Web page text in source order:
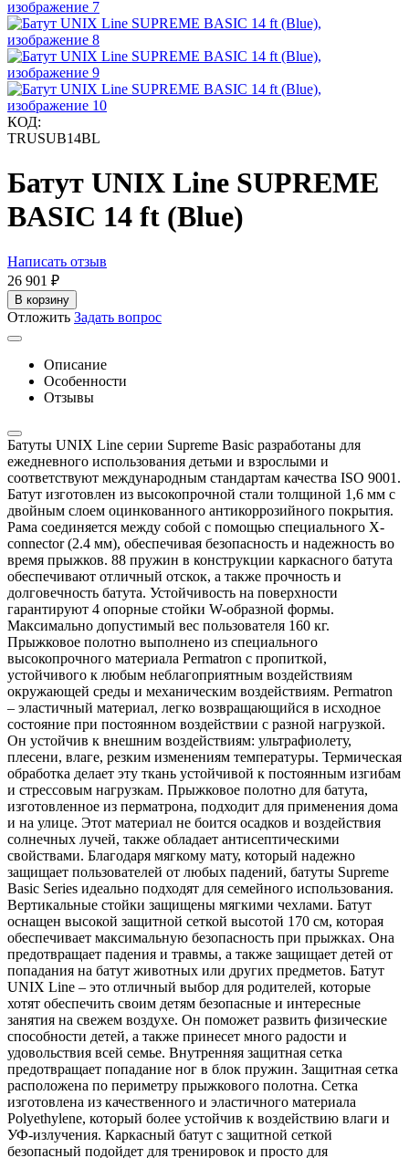
КОД:
TRUSUB14BL
Батут UNIX Line SUPREME
BASIC 14 ft (Blue)
Написать отзыв
26 901 ₽
В корзину
Отложить Задать вопрос
Описание
Особенности
Отзывы
Батуты UNIX Line серии Supreme Basic разработаны для
ежедневного использования детьми и взрослыми и
соответствуют международным стандартам качества ISO 9001.
Батут изготовлен из высокопрочной стали толщиной 1,6 мм с
двойным слоем оцинкованного антикоррозийного покрытия.
Рама соединяется между собой с помощью специального X-
connector (2.4 мм), обеспечивая безопасность и надежность во
время прыжков. 88 пружин в конструкции каркасного батута
обеспечивают отличный отскок, а также прочность и
долговечность батута. Устойчивость на поверхности
гарантируют 4 опорные стойки W-образной формы.
Максимально допустимый вес пользователя 160 кг.
Прыжковое полотно выполнено из специального
высокопрочного материала Permatron с пропиткой,
устойчивого к любым неблагоприятным воздействиям
окружающей среды и механическим воздействиям. Permatron
– эластичный материал, легко возвращающийся в исходное
состояние при постоянном воздействии с разной нагрузкой.
Он устойчив к внешним воздействиям: ультрафиолету,
плесени, влаге, резким изменениям температуры. Термическая
обработка делает эту ткань устойчивой к постоянным изгибам
и стрессовым нагрузкам. Прыжковое полотно для батута,
изготовленное из перматрона, подходит для применения дома
и на улице. Этот материал не боится осадков и воздействия
солнечных лучей, также обладает антисептическими
свойствами. Благодаря мягкому мату, который надежно
защищает пользователей от любых падений, батуты Supreme
Basic Series идеально подходят для семейного использования.
Вертикальные стойки защищены мягкими чехлами. Батут
оснащен высокой защитной сеткой высотой 170 см, которая
обеспечивает максимальную безопасность при прыжках. Она
предотвращает падения и травмы, а также защищает детей от
попадания на батут животных или других предметов. Батут
UNIX Line – это отличный выбор для родителей, которые
хотят обеспечить своим детям безопасные и интересные
занятия на свежем воздухе. Он поможет развить физические
способности детей, а также принесет много радости и
удовольствия всей семье. Внутренняя защитная сетка
предотвращает попадание ног в блок пружин. Защитная сетка
расположена по периметру прыжкового полотна. Сетка
изготовлена из качественного и эластичного материала
Polyethylene, который более устойчив к воздействию влаги и
УФ-излучения. Каркасный батут с защитной сеткой
безопасный подойдет для тренировок и просто для